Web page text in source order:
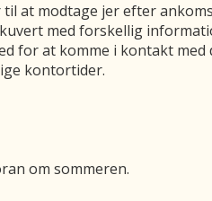
at modtage jer efter
med forskellig
for at komme i kontakt
kontortider.
om sommeren.